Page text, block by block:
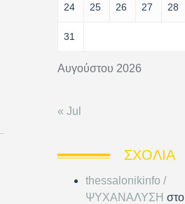
Αυγούστου 2026
24 25 26 27 28
31
« Jul
ΣΧΌΛΙΑ
thessalonikinfo /
ΨΥΧΑΝΑΛΥΣΗ στο